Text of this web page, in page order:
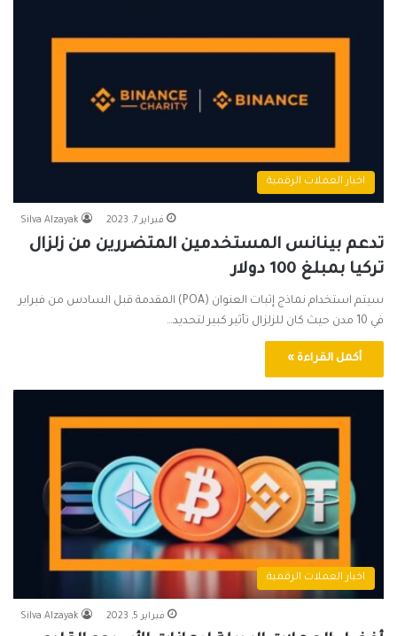
اخبار العملات الرقمية
Silva Alzayak فبراير 7, 2023
تدعم بينانس المستخدمين المتضررين من زلزال
تركيا بمبلغ 100 دولار
سيتم استخدام نماذج إثبات العنوان (POA) المقدمة قبل السادس من فبراير
في 10 مدن حيث كان للزلزال تأثير كبير لتحديد…
أكمل القراءة »
اخبار العملات الرقمية
Silva Alzayak فبراير 5, 2023